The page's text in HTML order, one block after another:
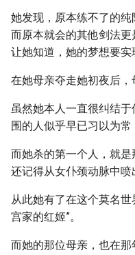
她发现，原本练不了的纯
而原本就会的其他剑法
让她知道，她的梦想要实
在她母亲夺走她初夜后，
虽然她本人一直很纠结
围的人似乎早已习以为常
而她杀的第一个人，就
还记得从女仆颈动脉中喷
从此她有了在这个莫名
宫家的红姬”。
而她的那位母亲，也在